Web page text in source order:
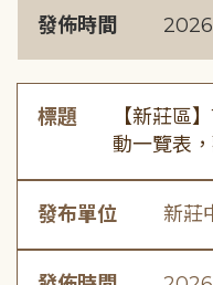
發佈時間
標題
【新莊區
動一覽表
發布單位 新莊